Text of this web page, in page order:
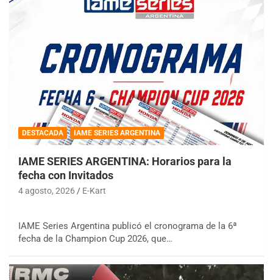
DESTACADA IAME SERIES ARGENTINA
IAME SERIES ARGENTINA: Horarios para la
fecha con Invitados
4 agosto, 2026 E-Kart
IAME Series Argentina publicó el cronograma de la 6ª
fecha de la Champion Cup 2026, que…